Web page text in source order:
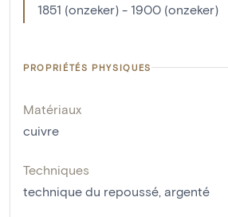
1851 (onzeker) - 1900 (onzeker)
PROPRIÉTÉS PHYSIQUES
Matériaux
cuivre
Techniques
technique du repoussé argenté